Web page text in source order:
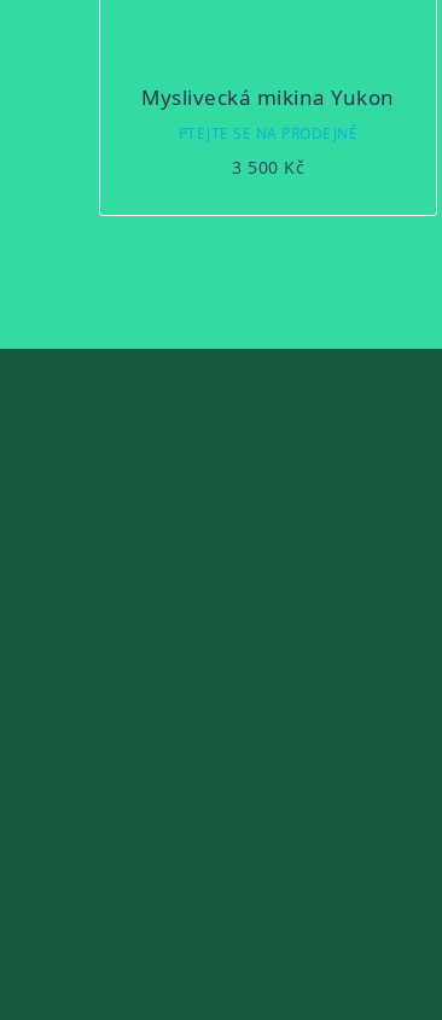
Myslivecká mikina Yukon
PTEJTE SE NA PRODEJNĚ
3 500 Kč